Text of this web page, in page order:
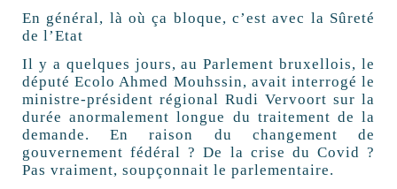
En général, là où ça bloque, c’est avec la Sûreté
de l’Etat
Il y a quelques jours, au Parlement bruxellois, le
député Ecolo Ahmed Mouhssin, avait interrogé le
ministre-président régional Rudi Vervoort sur la
durée anormalement longue du traitement de la
demande. En raison du changement de
gouvernement fédéral ? De la crise du Covid ?
Pas vraiment, soupçonnait le parlementaire.